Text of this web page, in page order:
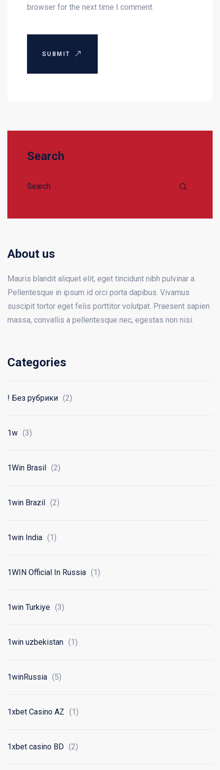
browser for the next time I comment.
SUBMIT
Search
About us
Mauris blandit aliquet elit, eget tincidunt nibh pulvinar a.
Pellentesque in ipsum id orci porta dapibus. Vivamus
suscipit tortor eget felis porttitor volutpat. Praesent sapien
massa, convallis a pellentesque nec, egestas non nisi.
Categories
! Без рубрики (2)
1w (3)
1Win Brasil (2)
1win Brazil (2)
1win India (1)
1WIN Official In Russia (1)
1win Turkiye (3)
1win uzbekistan (1)
1winRussia (5)
1xbet Casino AZ (1)
1xbet casino BD (2)